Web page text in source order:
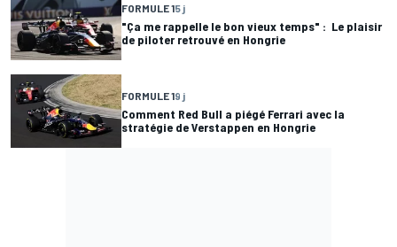
FORMULE 15 j
"Ça me rappelle le bon vieux temps" : Le plaisir
de piloter retrouvé en Hongrie
FORMULE 19 j
Comment Red Bull a piégé Ferrari avec la
stratégie de Verstappen en Hongrie